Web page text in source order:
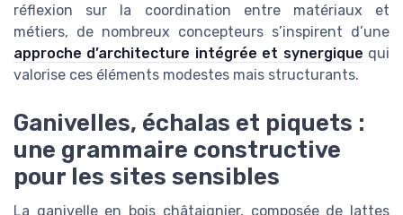
réflexion sur la coordination entre matériaux et
métiers, de nombreux concepteurs s’inspirent d’une
approche d’architecture intégrée et synergique qui
valorise ces éléments modestes mais structurants.
Ganivelles, échalas et piquets :
une grammaire constructive
pour les sites sensibles
La ganivelle en bois châtaignier, composée de lattes